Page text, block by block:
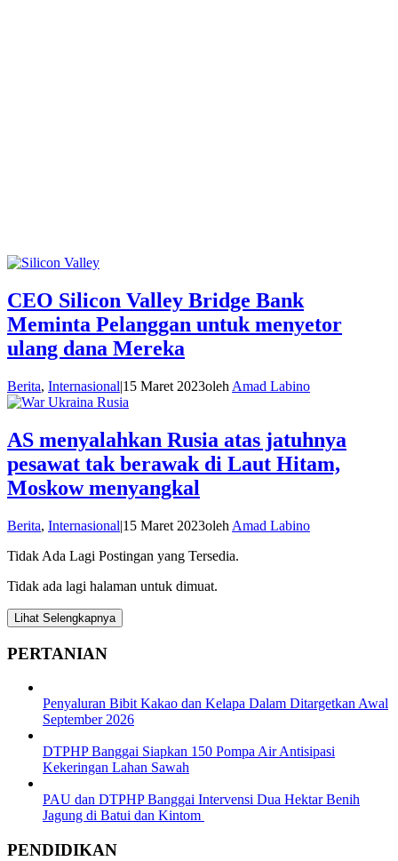
CEO Silicon Valley Bridge Bank
Meminta Pelanggan untuk menyetor
ulang dana Mereka
Berita, Internasional|15 Maret 2023oleh Amad Labino
AS menyalahkan Rusia atas jatuhnya
pesawat tak berawak di Laut Hitam,
Moskow menyangkal
Berita, Internasional|15 Maret 2023oleh Amad Labino
Tidak Ada Lagi Postingan yang Tersedia.
Tidak ada lagi halaman untuk dimuat.
Lihat Selengkapnya
PERTANIAN
Penyaluran Bibit Kakao dan Kelapa Dalam Ditargetkan Awal
September 2026
DTPHP Banggai Siapkan 150 Pompa Air Antisipasi
Kekeringan Lahan Sawah
PAU dan DTPHP Banggai Intervensi Dua Hektar Benih
Jagung di Batui dan Kintom
PENDIDIKAN